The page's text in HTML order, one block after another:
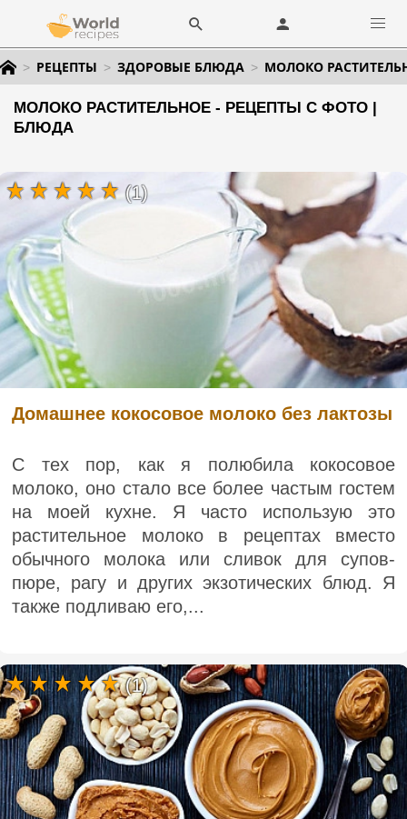
РЕЦЕПТЫ ЗДОРОВЫЕ БЛЮДА МОЛОКО
МОЛОКО РАСТИТЕЛЬНОЕ - РЕЦЕПТЫ С ФОТО |
БЛЮДА
Домашнее кокосовое молоко без лактозы
С тех пор, как я полюбила кокосовое
молоко, оно стало все более частым гостем
на моей кухне. Я часто использую это
растительное молоко в рецептах вместо
обычного молока или сливок для супов-
пюре, рагу и других экзотических блюд. Я
также подливаю его,...
(1)
(1)